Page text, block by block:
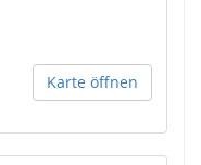
Karte öffnen